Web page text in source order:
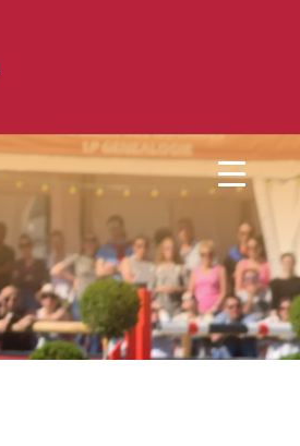
MENU
i
PROGRAMME
JOUR PAR JOUR